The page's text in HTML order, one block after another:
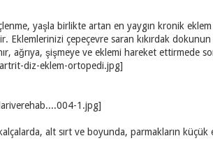
yaşla birlikte artan en yaygın kronik
Eklemlerinizi çepeçevre saran kıkırdak
ağrıya, şişmeye ve eklemi hareket ettirmede
alt sırt ve boyunda, parmakların